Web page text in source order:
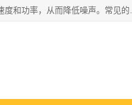
消音器主要用于降低机械设备或枪械等产